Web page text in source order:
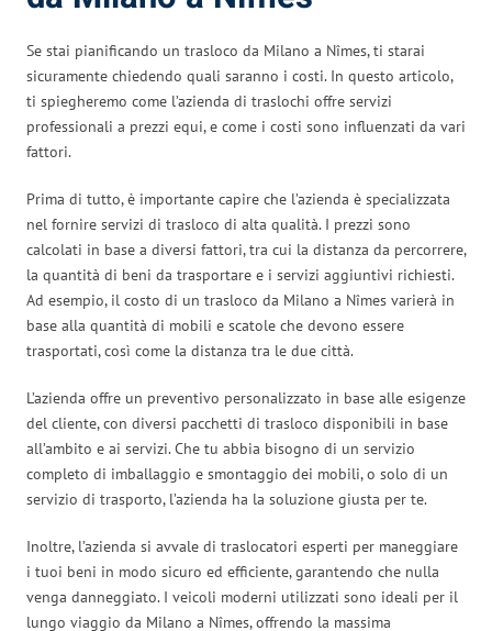
Se stai pianificando un trasloco da Milano a Nîmes, ti starai
sicuramente chiedendo quali saranno i costi. In questo articolo,
ti spiegheremo come l’azienda di traslochi offre servizi
professionali a prezzi equi, e come i costi sono influenzati da vari
fattori.
Prima di tutto, è importante capire che l’azienda è specializzata
nel fornire servizi di trasloco di alta qualità. I prezzi sono
calcolati in base a diversi fattori, tra cui la distanza da percorrere,
la quantità di beni da trasportare e i servizi aggiuntivi richiesti.
Ad esempio, il costo di un trasloco da Milano a Nîmes varierà in
base alla quantità di mobili e scatole che devono essere
trasportati, così come la distanza tra le due città.
L’azienda offre un preventivo personalizzato in base alle esigenze
del cliente, con diversi pacchetti di trasloco disponibili in base
all’ambito e ai servizi. Che tu abbia bisogno di un servizio
completo di imballaggio e smontaggio dei mobili, o solo di un
servizio di trasporto, l’azienda ha la soluzione giusta per te.
Inoltre, l’azienda si avvale di traslocatori esperti per maneggiare
i tuoi beni in modo sicuro ed efficiente, garantendo che nulla
venga danneggiato. I veicoli moderni utilizzati sono ideali per il
lungo viaggio da Milano a Nîmes, offrendo la massima